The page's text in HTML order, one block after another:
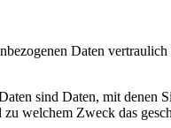
Daten
sind Daten, mit
welchem Zweck das